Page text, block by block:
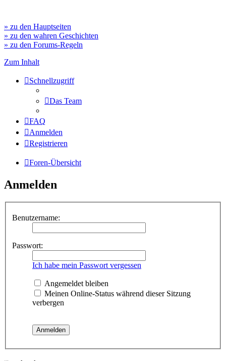
» zu den Hauptseiten
» zu den wahren Geschichten
» zu den Forums-Regeln
Zum Inhalt
Schnellzugriff
Das Team
FAQ
Anmelden
Registrieren
Foren-Übersicht
Anmelden
Benutzername:
Passwort:
Ich habe mein Passwort vergessen
Angemeldet bleiben
Meinen Online-Status während dieser Sitzung
verbergen